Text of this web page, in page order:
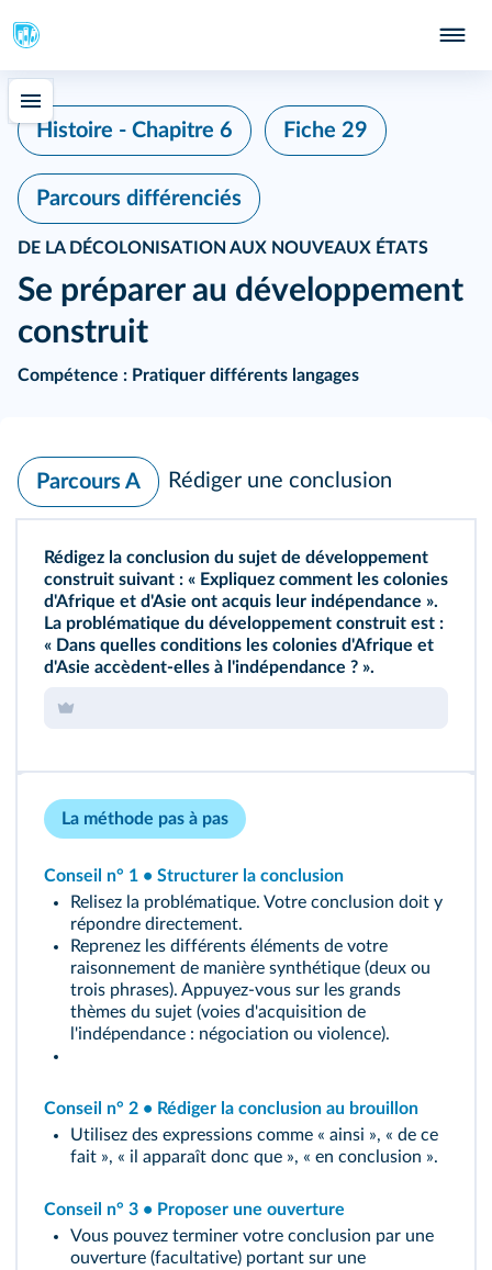
Histoire - Chapitre 6 Fiche 29
Parcours différenciés
DE LA DÉCOLONISATION AUX NOUVEAUX ÉTATS
Se préparer au développement
construit
Compétence : Pratiquer différents langages
Parcours A Rédiger une conclusion
Rédigez la conclusion du sujet de développement
construit suivant : « Expliquez comment les colonies
d'Afrique et d'Asie ont acquis leur indépendance ».
La problématique du développement construit est :
« Dans quelles conditions les colonies d'Afrique et
d'Asie accèdent‑elles à l'indépendance ? ».
La méthode pas à pas
Conseil n° 1 • Structurer la conclusion
Relisez la problématique. Votre conclusion doit y
répondre directement.
Reprenez les différents éléments de votre
raisonnement de manière synthétique (deux ou
trois phrases). Appuyez‑vous sur les grands
thèmes du sujet (voies d'acquisition de
l'indépendance : négociation ou violence).
Conseil n° 2 • Rédiger la conclusion au brouillon
Utilisez des expressions comme « ainsi », « de ce
fait », « il apparaît donc que », « en conclusion ».
Conseil n° 3 • Proposer une ouverture
Vous pouvez terminer votre conclusion par une
ouverture (facultative) portant sur une